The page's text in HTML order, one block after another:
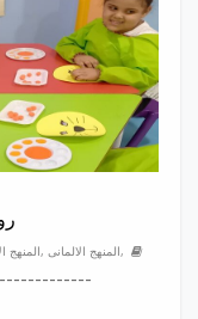
,المنهج الالمانى